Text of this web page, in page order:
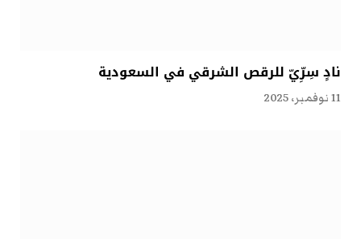
نادٍ سِرِّيّ للرقص الشرقي في السعودية
11 نوفمبر، 2025